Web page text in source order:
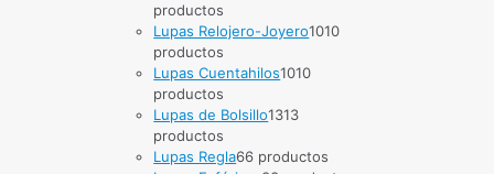
productos
Lupas Relojero-Joyero1010
productos
Lupas Cuentahilos1010
productos
Lupas de Bolsillo1313
productos
Lupas Regla66 productos